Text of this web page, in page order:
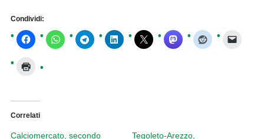
Condividi:
Correlati
Calciomercato, secondo
Tegoleto-Arezzo,